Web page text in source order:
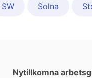
SW Solna
Nytillkomna